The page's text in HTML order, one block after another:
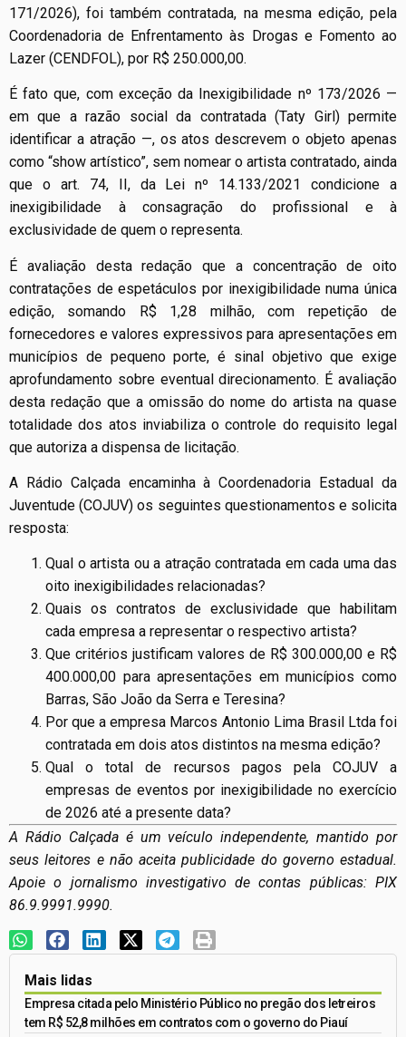
171/2026), foi também contratada, na mesma edição, pela
Coordenadoria de Enfrentamento às Drogas e Fomento ao
Lazer (CENDFOL), por R$ 250.000,00.
É fato que, com exceção da Inexigibilidade nº 173/2026 —
em que a razão social da contratada (Taty Girl) permite
identificar a atração —, os atos descrevem o objeto apenas
como “show artístico”, sem nomear o artista contratado, ainda
que o art. 74, II, da Lei nº 14.133/2021 condicione a
inexigibilidade à consagração do profissional e à
exclusividade de quem o representa.
É avaliação desta redação que a concentração de oito
contratações de espetáculos por inexigibilidade numa única
edição, somando R$ 1,28 milhão, com repetição de
fornecedores e valores expressivos para apresentações em
municípios de pequeno porte, é sinal objetivo que exige
aprofundamento sobre eventual direcionamento. É avaliação
desta redação que a omissão do nome do artista na quase
totalidade dos atos inviabiliza o controle do requisito legal
que autoriza a dispensa de licitação.
A Rádio Calçada encaminha à Coordenadoria Estadual da
Juventude (COJUV) os seguintes questionamentos e solicita
resposta:
Qual o artista ou a atração contratada em cada uma das
oito inexigibilidades relacionadas?
Quais os contratos de exclusividade que habilitam
cada empresa a representar o respectivo artista?
Que critérios justificam valores de R$ 300.000,00 e R$
400.000,00 para apresentações em municípios como
Barras, São João da Serra e Teresina?
Por que a empresa Marcos Antonio Lima Brasil Ltda foi
contratada em dois atos distintos na mesma edição?
Qual o total de recursos pagos pela COJUV a
empresas de eventos por inexigibilidade no exercício
de 2026 até a presente data?
A Rádio Calçada é um veículo independente, mantido por
seus leitores e não aceita publicidade do governo estadual.
Apoie o jornalismo investigativo de contas públicas: PIX
86.9.9991.9990.
Mais lidas
Empresa citada pelo Ministério Público no pregão dos letreiros
tem R$ 52,8 milhões em contratos com o governo do Piauí